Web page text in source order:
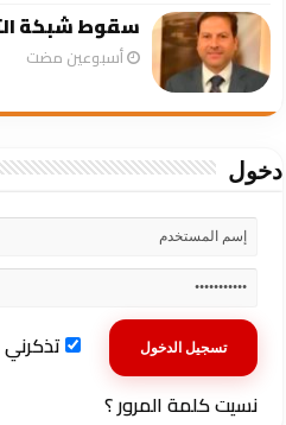
سقوط شبكة
‏أسبوعين مضت
دخول
تذكرني
نسيت كلمة المرور ؟